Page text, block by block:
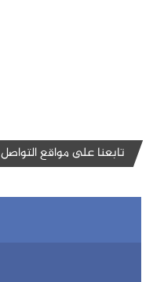
تابعنا على مواقع التواصل